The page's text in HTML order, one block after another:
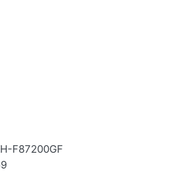
F87200GF